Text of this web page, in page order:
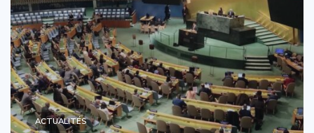
ACTUALITÉS